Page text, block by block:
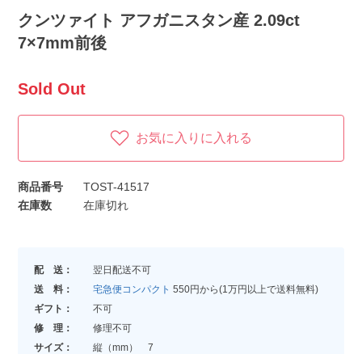
クンツァイト アフガニスタン産 2.09ct
7×7mm前後
Sold Out
お気に入りに入れる
商品番号
TOST-41517
在庫数
在庫切れ
配 送：
翌日配送不可
送 料：
宅急便コンパクト 550円から(1万円以上で送料無料)
ギフト：
不可
修 理：
修理不可
サイズ：
縦（mm） 7